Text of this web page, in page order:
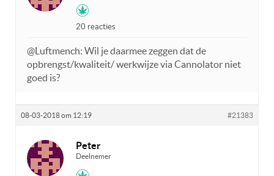
20 reacties
@Luftmench: Wil je daarmee zeggen dat de
opbrengst/kwaliteit/ werkwijze via Cannolator niet
goed is?
08-03-2018 om 12:19 #21383
Peter
Deelnemer